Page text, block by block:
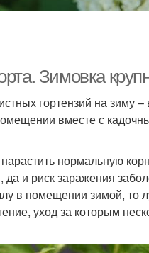
Зимовка
гортензий на зиму –
вместе с
нормальную
и риск заражения
в помещении зимой,
уход за которым